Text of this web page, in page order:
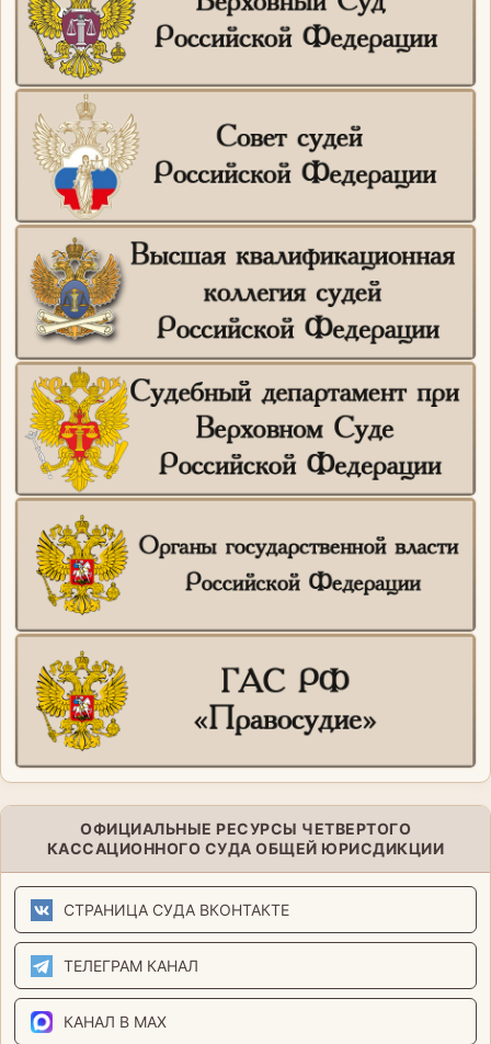
ОФИЦИАЛЬНЫЕ РЕСУРСЫ ЧЕТВЕРТОГО
КАССАЦИОННОГО СУДА ОБЩЕЙ ЮРИСДИКЦИИ
СТРАНИЦА СУДА ВКОНТАКТЕ
ТЕЛЕГРАМ КАНАЛ
КАНАЛ В MAX